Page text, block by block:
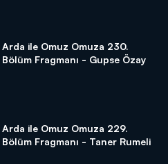
Arda ile Omuz Omuza 230.
Bölüm Fragmanı - Gupse Özay
Arda ile Omuz Omuza 229.
Bölüm Fragmanı - Taner Rumeli